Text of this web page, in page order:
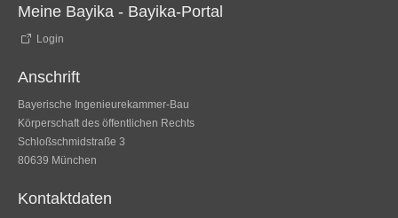
Meine Bayika - Bayika-Portal
Login
Anschrift
Bayerische Ingenieurekammer-Bau
Körperschaft des öffentlichen Rechts
Schloßschmidstraße 3
80639 München
Kontaktdaten